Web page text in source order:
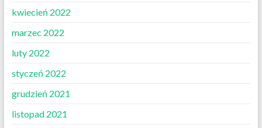
kwiecień 2022
marzec 2022
luty 2022
styczeń 2022
grudzień 2021
listopad 2021